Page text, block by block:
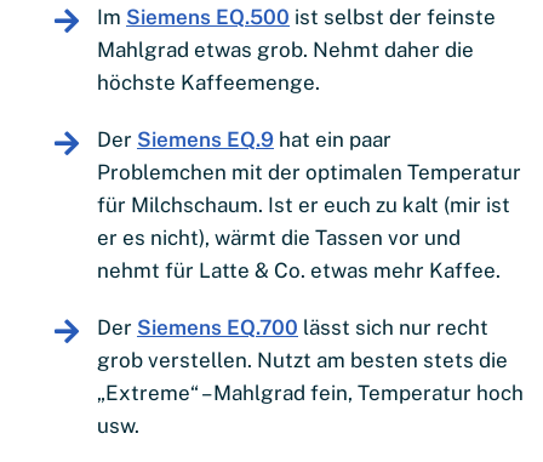
Im Siemens EQ.500 ist selbst der feinste
Mahlgrad etwas grob. Nehmt daher die
höchste Kaffeemenge.
Der Siemens EQ.9 hat ein paar
Problemchen mit der optimalen Temperatur
für Milchschaum. Ist er euch zu kalt (mir ist
er es nicht), wärmt die Tassen vor und
nehmt für Latte & Co. etwas mehr Kaffee.
Der Siemens EQ.700 lässt sich nur recht
grob verstellen. Nutzt am besten stets die
„Extreme“ – Mahlgrad fein, Temperatur hoch
usw.